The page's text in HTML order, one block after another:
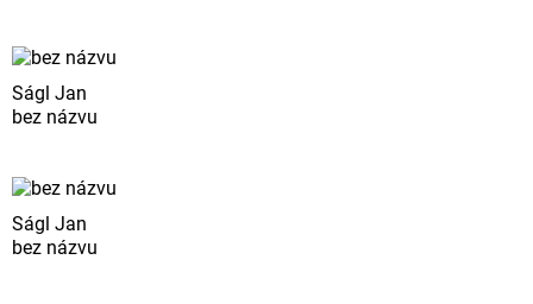
Ságl Jan
bez názvu
Ságl Jan
bez názvu